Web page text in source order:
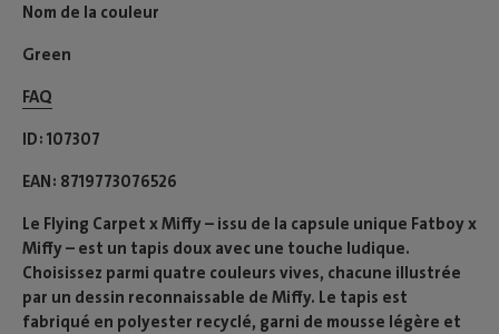
Nom de la couleur
Green
FAQ
ID 107307
EAN 8719773076526
Le Flying Carpet x Miffy – issu de la capsule unique Fatboy x
Miffy – est un tapis doux avec une touche ludique.
Choisissez parmi quatre couleurs vives, chacune illustrée
par un dessin reconnaissable de Miffy. Le tapis est
fabriqué en polyester recyclé, garni de mousse légère et